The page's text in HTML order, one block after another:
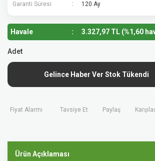
Garanti Süresi
120 Ay
Havale 3.327,97 TL (%1,60
Adet
Gelince Haber Ver Stok Tükendi
Fiyat Alarmı Tavsiye Et Paylaş
Ürün Açıklaması